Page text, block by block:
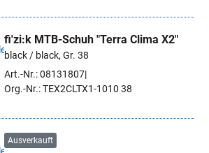
fi'zi:k MTB-Schuh "Terra Clima X2"
black / black, Gr. 38
Art.-Nr.: 08131807
Org.-Nr.: TEX2CLTX1-1010 38
Ausverkauft